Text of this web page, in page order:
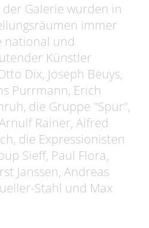
Galerie wurden in
immer
national und
Künstler
Dix, Joseph Beuys,
Purrmann, Erich
die Gruppe "Spur",
Rainer, Alfred
die Expressionisten
Sieff, Paul Flora,
Janssen, Andreas
Stahl und Max